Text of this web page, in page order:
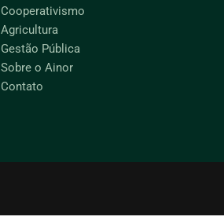
Cooperativismo
Agricultura
Gestão Pública
Sobre o Ainor
Contato